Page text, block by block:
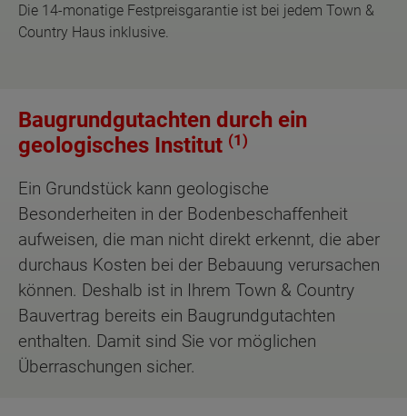
Die 14-monatige Festpreisgarantie ist bei jedem Town &
Country Haus inklusive.
Baugrundgutachten durch ein
geologisches Institut (1)
Ein Grundstück kann geologische
Besonderheiten in der Bodenbeschaffenheit
aufweisen, die man nicht direkt erkennt, die aber
durchaus Kosten bei der Bebauung verursachen
können. Deshalb ist in Ihrem Town & Country
Bauvertrag bereits ein Baugrundgutachten
enthalten. Damit sind Sie vor möglichen
Überraschungen sicher.